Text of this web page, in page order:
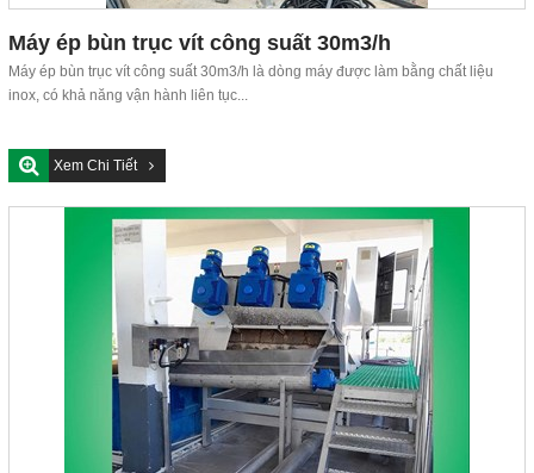
Máy ép bùn trục vít công suất 30m3/h
Máy ép bùn trục vít công suất 30m3/h là dòng máy được làm bằng chất liệu
inox, có khả năng vận hành liên tục...
Xem Chi Tiết